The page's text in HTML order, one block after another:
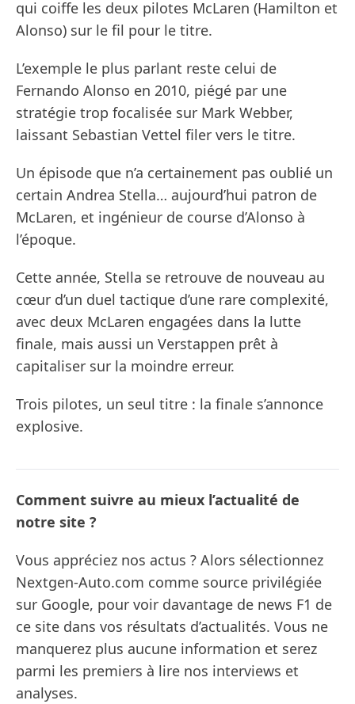
qui coiffe les deux pilotes McLaren (Hamilton et
Alonso) sur le fil pour le titre.
L’exemple le plus parlant reste celui de
Fernando Alonso en 2010, piégé par une
stratégie trop focalisée sur Mark Webber,
laissant Sebastian Vettel filer vers le titre.
Un épisode que n’a certainement pas oublié un
certain Andrea Stella… aujourd’hui patron de
McLaren, et ingénieur de course d’Alonso à
l’époque.
Cette année, Stella se retrouve de nouveau au
cœur d’un duel tactique d’une rare complexité,
avec deux McLaren engagées dans la lutte
finale, mais aussi un Verstappen prêt à
capitaliser sur la moindre erreur.
Trois pilotes, un seul titre : la finale s’annonce
explosive.
Comment suivre au mieux l’actualité de
notre site ?
Vous appréciez nos actus ? Alors sélectionnez
Nextgen-Auto.com comme source privilégiée
sur Google, pour voir davantage de news F1 de
ce site dans vos résultats d’actualités. Vous ne
manquerez plus aucune information et serez
parmi les premiers à lire nos interviews et
analyses.